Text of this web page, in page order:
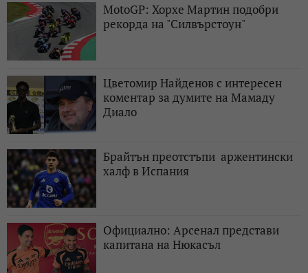
MotoGP: Хорхе Мартин подобри
рекорда на "Силвърстоун"
Цветомир Найденов с интересен
коментар за думите на Мамаду
Диало
Брайтън преотстъпи аржентински
халф в Испания
Официално: Арсенал представи
капитана на Нюкасъл